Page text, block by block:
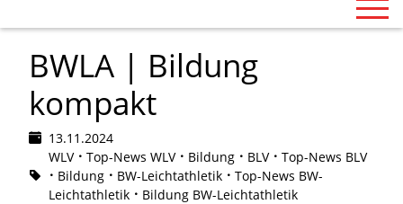
BWLA | Bildung
kompakt
13.11.2024
WLV
Top-News WLV Bildung BLV
Top-News BLV
Bildung
BW-Leichtathletik
Top-News BW-
Leichtathletik
Bildung BW-Leichtathletik